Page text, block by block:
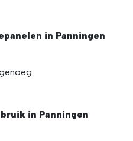
in Panningen
in Panningen